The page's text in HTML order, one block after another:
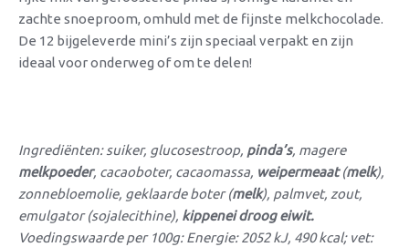
zachte snoeproom, omhuld met de fijnste melkchocolade.
De 12 bijgeleverde mini’s zijn speciaal verpakt en zijn
ideaal voor onderweg of om te delen!
Ingrediënten: suiker, glucosestroop, pinda’s, magere
melkpoeder, cacaoboter, cacaomassa, weipermeaat(melk),
zonnebloemolie, geklaarde boter (melk), palmvet, zout,
emulgator (sojalecithine), kippenei droog eiwit.
Voedingswaarde per 100g: Energie: 2052 kJ, 490 kcal; vet: